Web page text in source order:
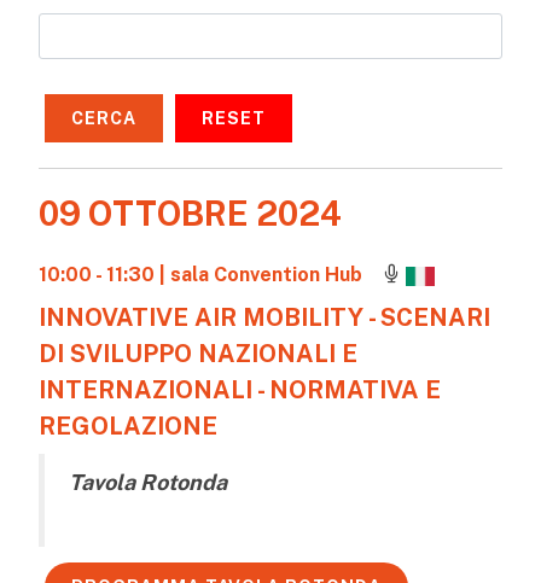
CERCA RESET
09 OTTOBRE 2024
10:00 - 11:30 | sala Convention Hub
INNOVATIVE AIR MOBILITY - SCENARI
DI SVILUPPO NAZIONALI E
INTERNAZIONALI - NORMATIVA E
REGOLAZIONE
Tavola Rotonda